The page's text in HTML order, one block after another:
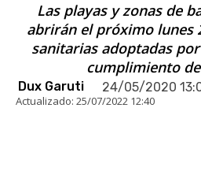
Las playas y zonas de
abrirán el próximo lunes
sanitarias adoptadas
cumplimiento de
Dux Garuti 24/05/2020
Actualizado: 25/07/2022 12:40